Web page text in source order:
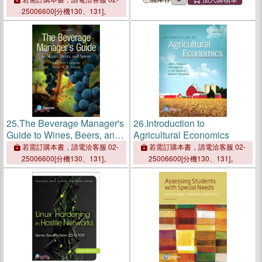
25006600[分機130、131]。
25.The Beverage Manager's
Guide to Wines, Beers, and
Spirits若需訂購本書，請電洽客服 02-
25006600[分機130、131]。
26.Introduction to
Agricultural Economics
若需訂購本書，請電洽客服 02-
25006600[分機130、131]。